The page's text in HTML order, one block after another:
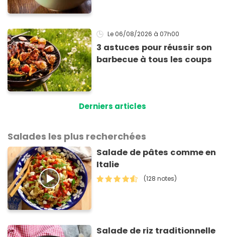
Le 06/08/2026 à 07h00
3 astuces pour réussir son
barbecue à tous les coups
Derniers articles
Salades les plus recherchées
Salade de pâtes comme en
Italie
(128 notes)
Salade de riz traditionnelle